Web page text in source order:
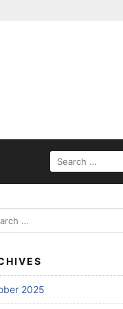
SEARCH
FOR:
2025